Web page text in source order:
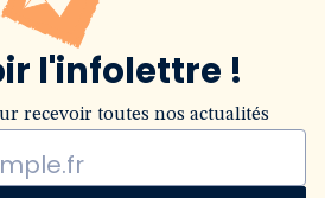
l'infolettre !
recevoir toutes nos actualités